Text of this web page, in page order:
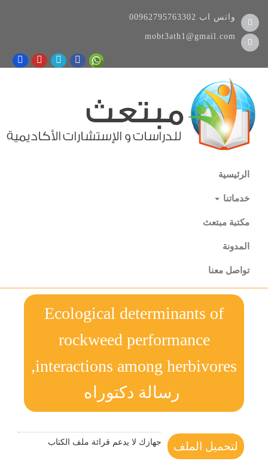
00962795763302 واتس اب
mobt3ath1@gmail.com
الرئيسية
خدماتنا
مكتبة مبتعث
المدونة
تواصل معنا
Ecological determinants of
rockweed performance
interactions among herbivores,
رسالة دكتوراه
لتحميل الملف جهازك لا يدعم قرائة ملف الكتاب